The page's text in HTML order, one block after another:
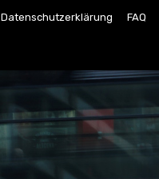
Datenschutzerklärung FAQ